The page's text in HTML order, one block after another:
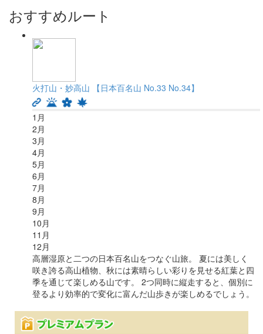
おすすめルート
火打山・妙高山 【日本百名山 No.33 No.34】
1 月
2 月
3 月
4月
5月
6 月
7月
8 月
9 月
10 月
11 月
12 月
高層湿原と二つの日本百名山をつなぐ山旅。 夏には美しく
咲き誇る高山植物、秋には素晴らしい彩りを見せる紅葉と四
季を通じて楽しめる山です。 2つ同時に縦走すると、個別に
登るより効率的で変化に富んだ山歩きが楽しめるでしょう。